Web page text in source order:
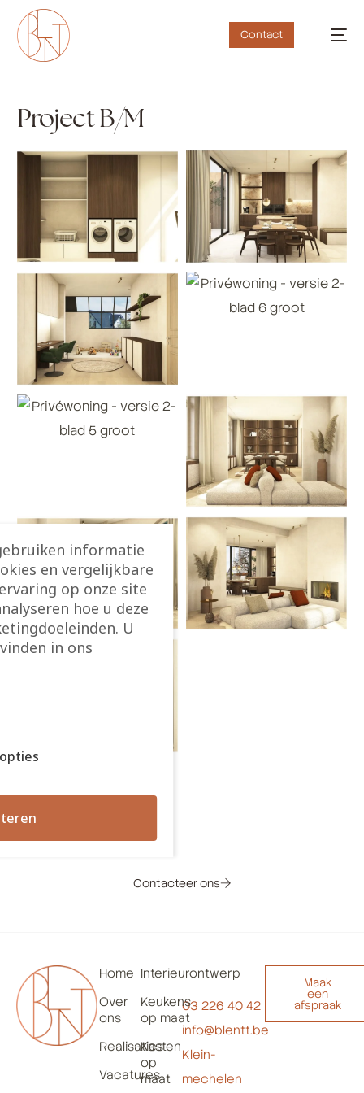
Contact
Project B/M
Contacteer ons
Home
Over
ons
Realisaties
Vacatures
Interieurontwerp
Keukens
op maat
Kasten
op
maat
03 226 40 42
info@blentt.be
Klein-
mechelen
Maak
een
afspraak
informatie
en vergelijkbare
op onze site
hoe u deze
U
in ons